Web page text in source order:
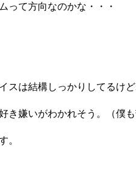
って方向なのかな・・・
スは結構しっかりしてるけど
き嫌いがわかれそう。（僕も
。